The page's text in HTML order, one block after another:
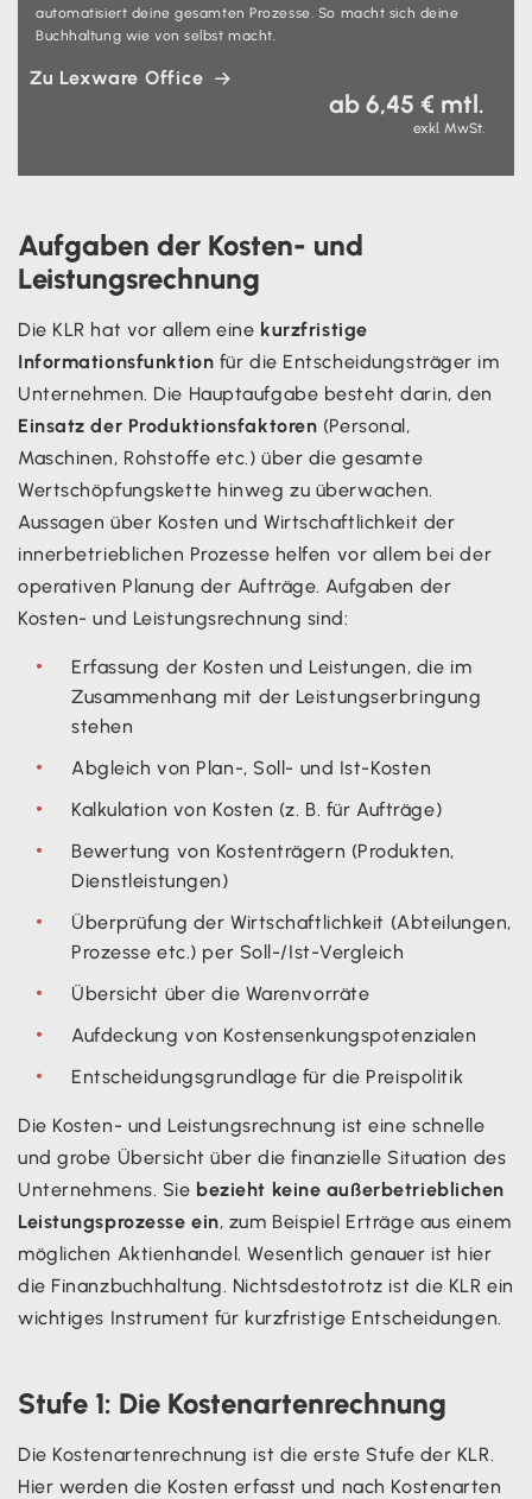
automatisiert deine gesamten Prozesse. So macht sich deine
Buchhaltung wie von selbst macht.
Zu Lexware Office
ab 6,45 € mtl.
exkl. MwSt.
Aufgaben der Kosten- und
Leistungsrechnung
Die KLR hat vor allem eine kurzfristige
Informationsfunktion für die Entscheidungsträger im
Unternehmen. Die Hauptaufgabe besteht darin, den
Einsatz der Produktionsfaktoren (Personal,
Maschinen, Rohstoffe etc.) über die gesamte
Wertschöpfungskette hinweg zu überwachen.
Aussagen über Kosten und Wirtschaftlichkeit der
innerbetrieblichen Prozesse helfen vor allem bei der
operativen Planung der Aufträge. Aufgaben der
Kosten- und Leistungsrechnung sind:
Erfassung der Kosten und Leistungen, die im
Zusammenhang mit der Leistungserbringung
stehen
Abgleich von Plan-, Soll- und Ist-Kosten
Kalkulation von Kosten (z. B. für Aufträge)
Bewertung von Kostenträgern (Produkten,
Dienstleistungen)
Überprüfung der Wirtschaftlichkeit (Abteilungen,
Prozesse etc.) per Soll-/Ist-Vergleich
Übersicht über die Warenvorräte
Aufdeckung von Kostensenkungspotenzialen
Entscheidungsgrundlage für die Preispolitik
Die Kosten- und Leistungsrechnung ist eine schnelle
und grobe Übersicht über die finanzielle Situation des
Unternehmens. Sie bezieht keine außerbetrieblichen
Leistungsprozesse ein, zum Beispiel Erträge aus einem
möglichen Aktienhandel. Wesentlich genauer ist hier
die Finanzbuchhaltung. Nichtsdestotrotz ist die KLR ein
wichtiges Instrument für kurzfristige Entscheidungen.
Stufe 1: Die Kostenartenrechnung
Die Kostenartenrechnung ist die erste Stufe der KLR.
Hier werden die Kosten erfasst und nach Kostenarten